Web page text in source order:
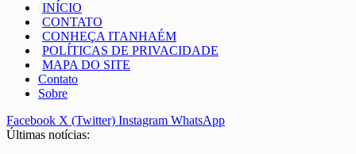
INÍCIO
CONTATO
CONHEÇA ITANHAÉM
POLÍTICAS DE PRIVACIDADE
MAPA DO SITE
Contato
Sobre
Facebook X (Twitter) Instagram WhatsApp
Últimas notícias: